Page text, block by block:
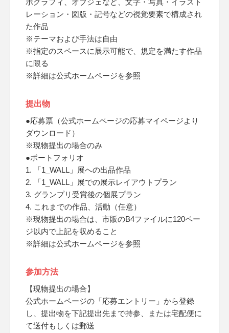
ポグラフィ、オブジェなど、文字・写真・イラスト
レーション・図版・記号などの視覚要素で構成され
た作品
※テーマおよび手法は自由
※指定のスペースに展示可能で、規定を満たす作品
に限る
※詳細は公式ホームページを参照
提出物
●応募票（公式ホームページの応募マイページより
ダウンロード）
※現物提出の場合のみ
●ポートフォリオ
1. 「1_WALL」展への出品作品
2. 「1_WALL」展での展示レイアウトプラン
3. グランプリ受賞後の個展プラン
4. これまでの作品、活動（任意）
※現物提出の場合は、市販のB4ファイルに120ペー
ジ以内で上記を収めること
※詳細は公式ホームページを参照
参加方法
【現物提出の場合】
公式ホームページの「応募エントリー」から登録
し、提出物を下記提出先まで持参、または宅配便に
て送付もしくは郵送